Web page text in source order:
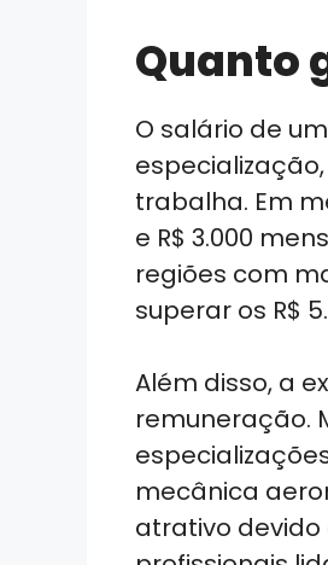
Quanto
O salário de
trabalha. Em
e R$ 3.000
regiões com
superar os R$
Além disso, a
remuneração.
mecânica
atrativo devido